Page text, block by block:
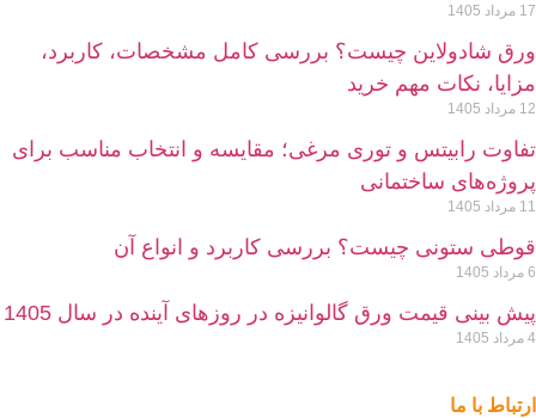
1405
شادولاین چیست؟ بررسی کامل مشخصات، کاربرد،
نکات مهم خرید
1405
رابیتس و توری مرغی؛ مقایسه و انتخاب مناسب برای
ساختمانی
1405
ستونی چیست؟ بررسی کاربرد و انواع آن
1405
بینی قیمت ورق گالوانیزه در روزهای آینده در سال 1405
1405
با ما